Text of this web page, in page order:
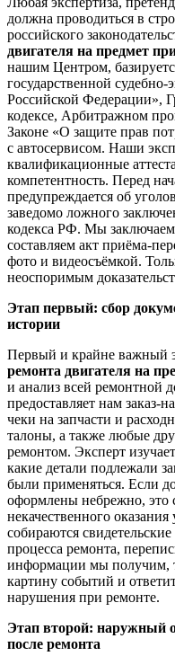
должна проводиться в
российского
двигателя на предмет
нашим Центром,
государственной судебно-
Российской Федерации»,
кодексе, Арбитражном
Законе «О защите прав
с автосервисом. Наши
квалификационные
компетентность. Перед
предупреждается об
заведомо ложного
кодекса РФ. Мы
составляем акт приёма-
фото и видеосъёмкой.
неоспоримым
Этап первый: сбор
истории
Первый и крайне важный
ремонта двигателя на
и анализ всей ремонтной
предоставляет нам заказ-
чеки на запчасти и
талоны, а также любые
ремонтом. Эксперт
какие детали подлежали
были применяться. Если
оформлены небрежно, это
некачественного
собираются
процесса ремонта,
информации мы получим,
картину событий и
нарушения при ремонте.
Этап второй: наружный
после ремонта